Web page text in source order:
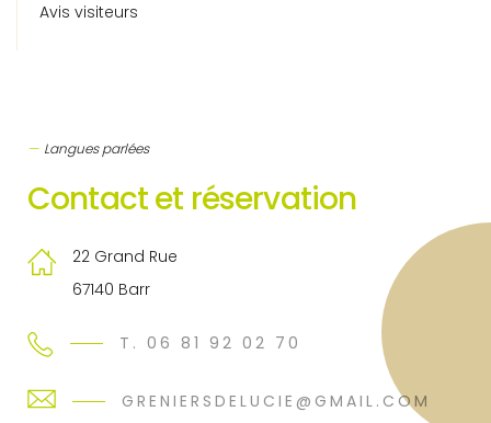
Avis visiteurs
Langues parlées
Contact et réservation
22 Grand Rue
67140 Barr
T. 06 81 92 02 70
GRENIERSDELUCIE@GMAIL.COM